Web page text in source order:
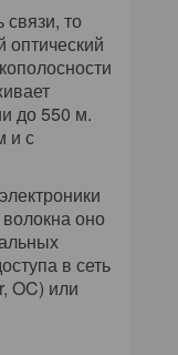
то
до 550 м.
и с
оно
в сеть
OC) или